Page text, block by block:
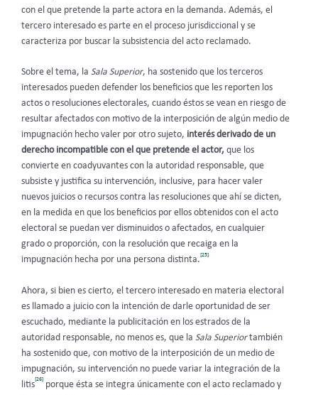
con el que pretende la parte actora en la demanda. Además, el
tercero interesado es parte en el proceso jurisdiccional y se
caracteriza por buscar la subsistencia del acto reclamado.
Sobre el tema, la Sala Superior, ha sostenido que los terceros
interesados pueden defender los beneficios que les reporten los
actos o resoluciones electorales, cuando éstos se vean en riesgo de
resultar afectados con motivo de la interposición de algún medio de
impugnación hecho valer por otro sujeto, interés derivado de un
derecho incompatible con el que pretende el actor, que los
convierte en coadyuvantes con la autoridad responsable, que
subsiste y justifica su intervención, inclusive, para hacer valer
nuevos juicios o recursos contra las resoluciones que ahí se dicten,
en la medida en que los beneficios por ellos obtenidos con el acto
electoral se puedan ver disminuidos o afectados, en cualquier
grado o proporción, con la resolución que recaiga en la
impugnación hecha por una persona distinta.
[25]
Ahora, si bien es cierto, el tercero interesado en materia electoral
es llamado a juicio con la intención de darle oportunidad de ser
escuchado, mediante la publicitación en los estrados de la
autoridad responsable, no menos es, que la Sala Superiortambién
ha sostenido que, con motivo de la interposición de un medio de
impugnación, su intervención no puede variar la integración de la
litis
[26]
porque ésta se integra únicamente con el acto reclamado y